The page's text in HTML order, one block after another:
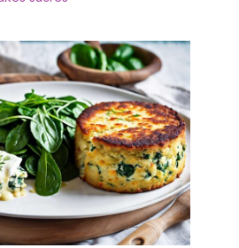
baptêmes et toute autre
occasion où l'on présente
des aliments. De plus, c'est
une solution pratique pour le
rangement quotidien, qui
vous permet de garder votre
cuisine et votre salle de bain
bien rangées. Ce plateau
decoratif est un excellent
cadeau à offrir à vos amis ou
à votre famille